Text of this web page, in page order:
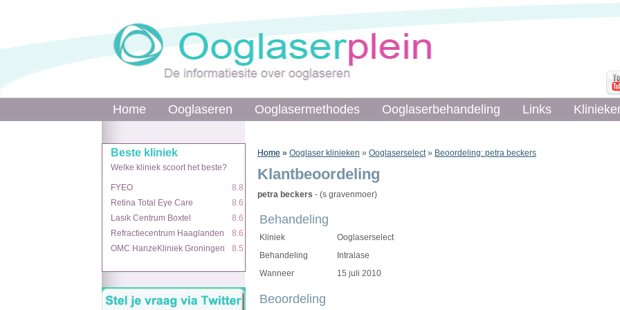
Home Ooglaseren Ooglasermethodes Ooglaserbehandeling Links
Beste kliniek
Welke kliniek scoort het beste?
FYEO
8.8
Retina Total Eye Care
8.6
Lasik Centrum Boxtel
8.6
Refractiecentrum Haaglanden
8.6
OMC HanzeKliniek Groningen
8.5
Home »
Home Ooglaseren Ooglasermethodes Ooglaserbehandeling Links
Beste kliniek
Welke kliniek scoort het beste?
FYEO
8.8
Retina Total Eye Care
8.6
Lasik Centrum Boxtel
8.6
Refractiecentrum Haaglanden
8.6
OMC HanzeKliniek Groningen
8.5
Home » Ooglaser klinieken » Ooglaserselect» Beoordeling: petra beckers
Klantbeoordeling
petra beckers - (s gravenmoer)
Behandeling
Kliniek
Ooglaserselect
Behandeling
Intralase
Wanneer
15 juli 2010
Beoordeling